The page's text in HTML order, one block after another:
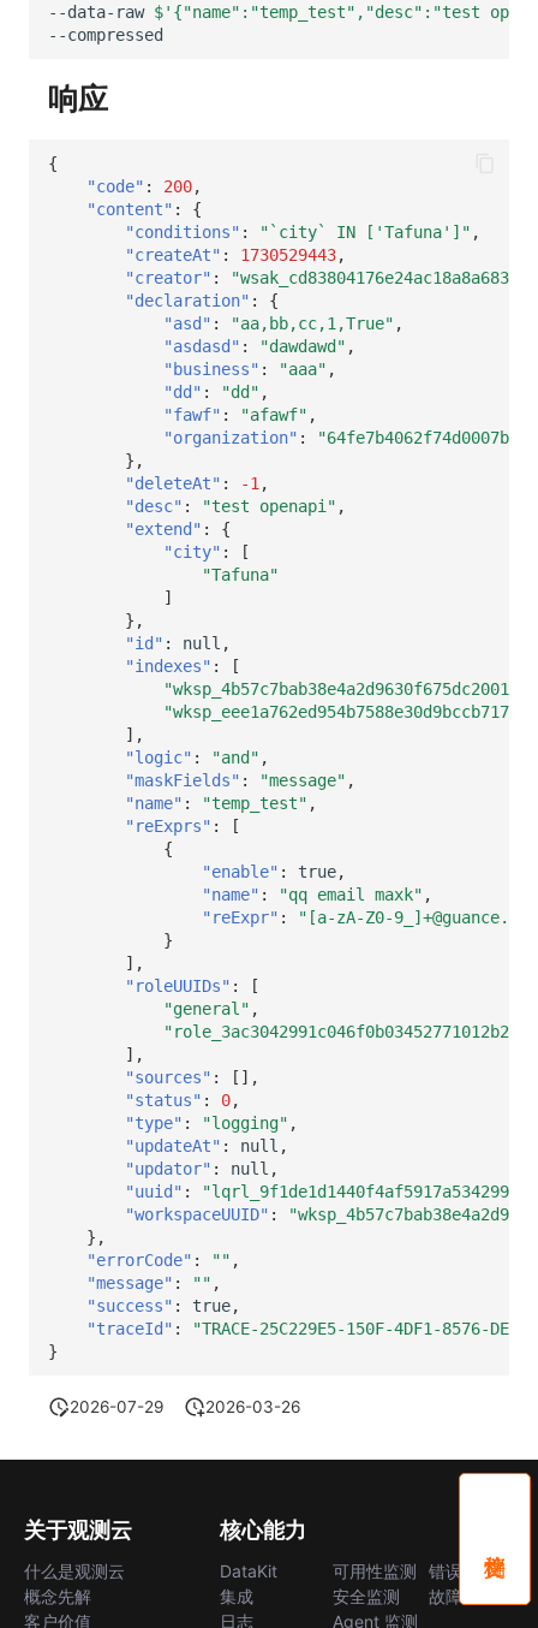
--data-raw $'{"name":"temp_test","desc":"test
响应
{
"code" : 200,
"content" :
{
"conditions" : "`city` IN ['Tafuna']" ,
"createAt" : 1730529443,
"creator" :
"declaration" :
{
"asd" : "aa,bb,cc,1,True" ,
"asdasd" : "dawdawd" ,
"business" : "aaa" ,
"dd" : "dd" ,
"fawf" : "afawf" ,
"organization" :
},
"deleteAt" : -1 ,
"desc" : "test openapi" ,
"extend" :
{
"city" :
[
"Tafuna"
]
},
"id" : null ,
"indexes" :
[
],
"logic" : "and" ,
"maskFields" : "message" ,
"name" : "temp_test" ,
"reExprs" :
[
{
"enable" : true,
"name" : "qq email maxk" ,
"reExpr" :
"[a-zA-Z0-
}
],
"roleUUIDs" :
[
"general" ,
"role_3ac3042991c046f0b03452771012b268"
],
"sources" :
[],
"status" : 0,
"type" : "logging" ,
"updateAt" : null ,
"updator" : null ,
"uuid" :
"workspaceUUID" :
},
"errorCode" : "" ,
"message" : "" ,
"success" : true,
"traceId" :
"TRACE-25C229E5-150F-4DF1-8576-
}
2026-07-29 2026-03-26
关于观测云
什么是观测云
概念先解
客户价值
核心能力
DataKit
集成
日志
可用性监测
安全监测
Agent 监测
错误中心
故障中心